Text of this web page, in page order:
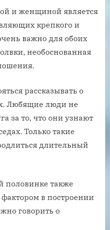
и женщиной является
крепкого и
важно для обоих
необоснованная
рассказывать о
Любящие люди не
за то, что они узнают
Только такие
длительный
половинке также
в построении
говорить о